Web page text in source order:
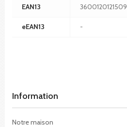
EAN13 3600120121509
eEAN13 -
Information
Notre maison